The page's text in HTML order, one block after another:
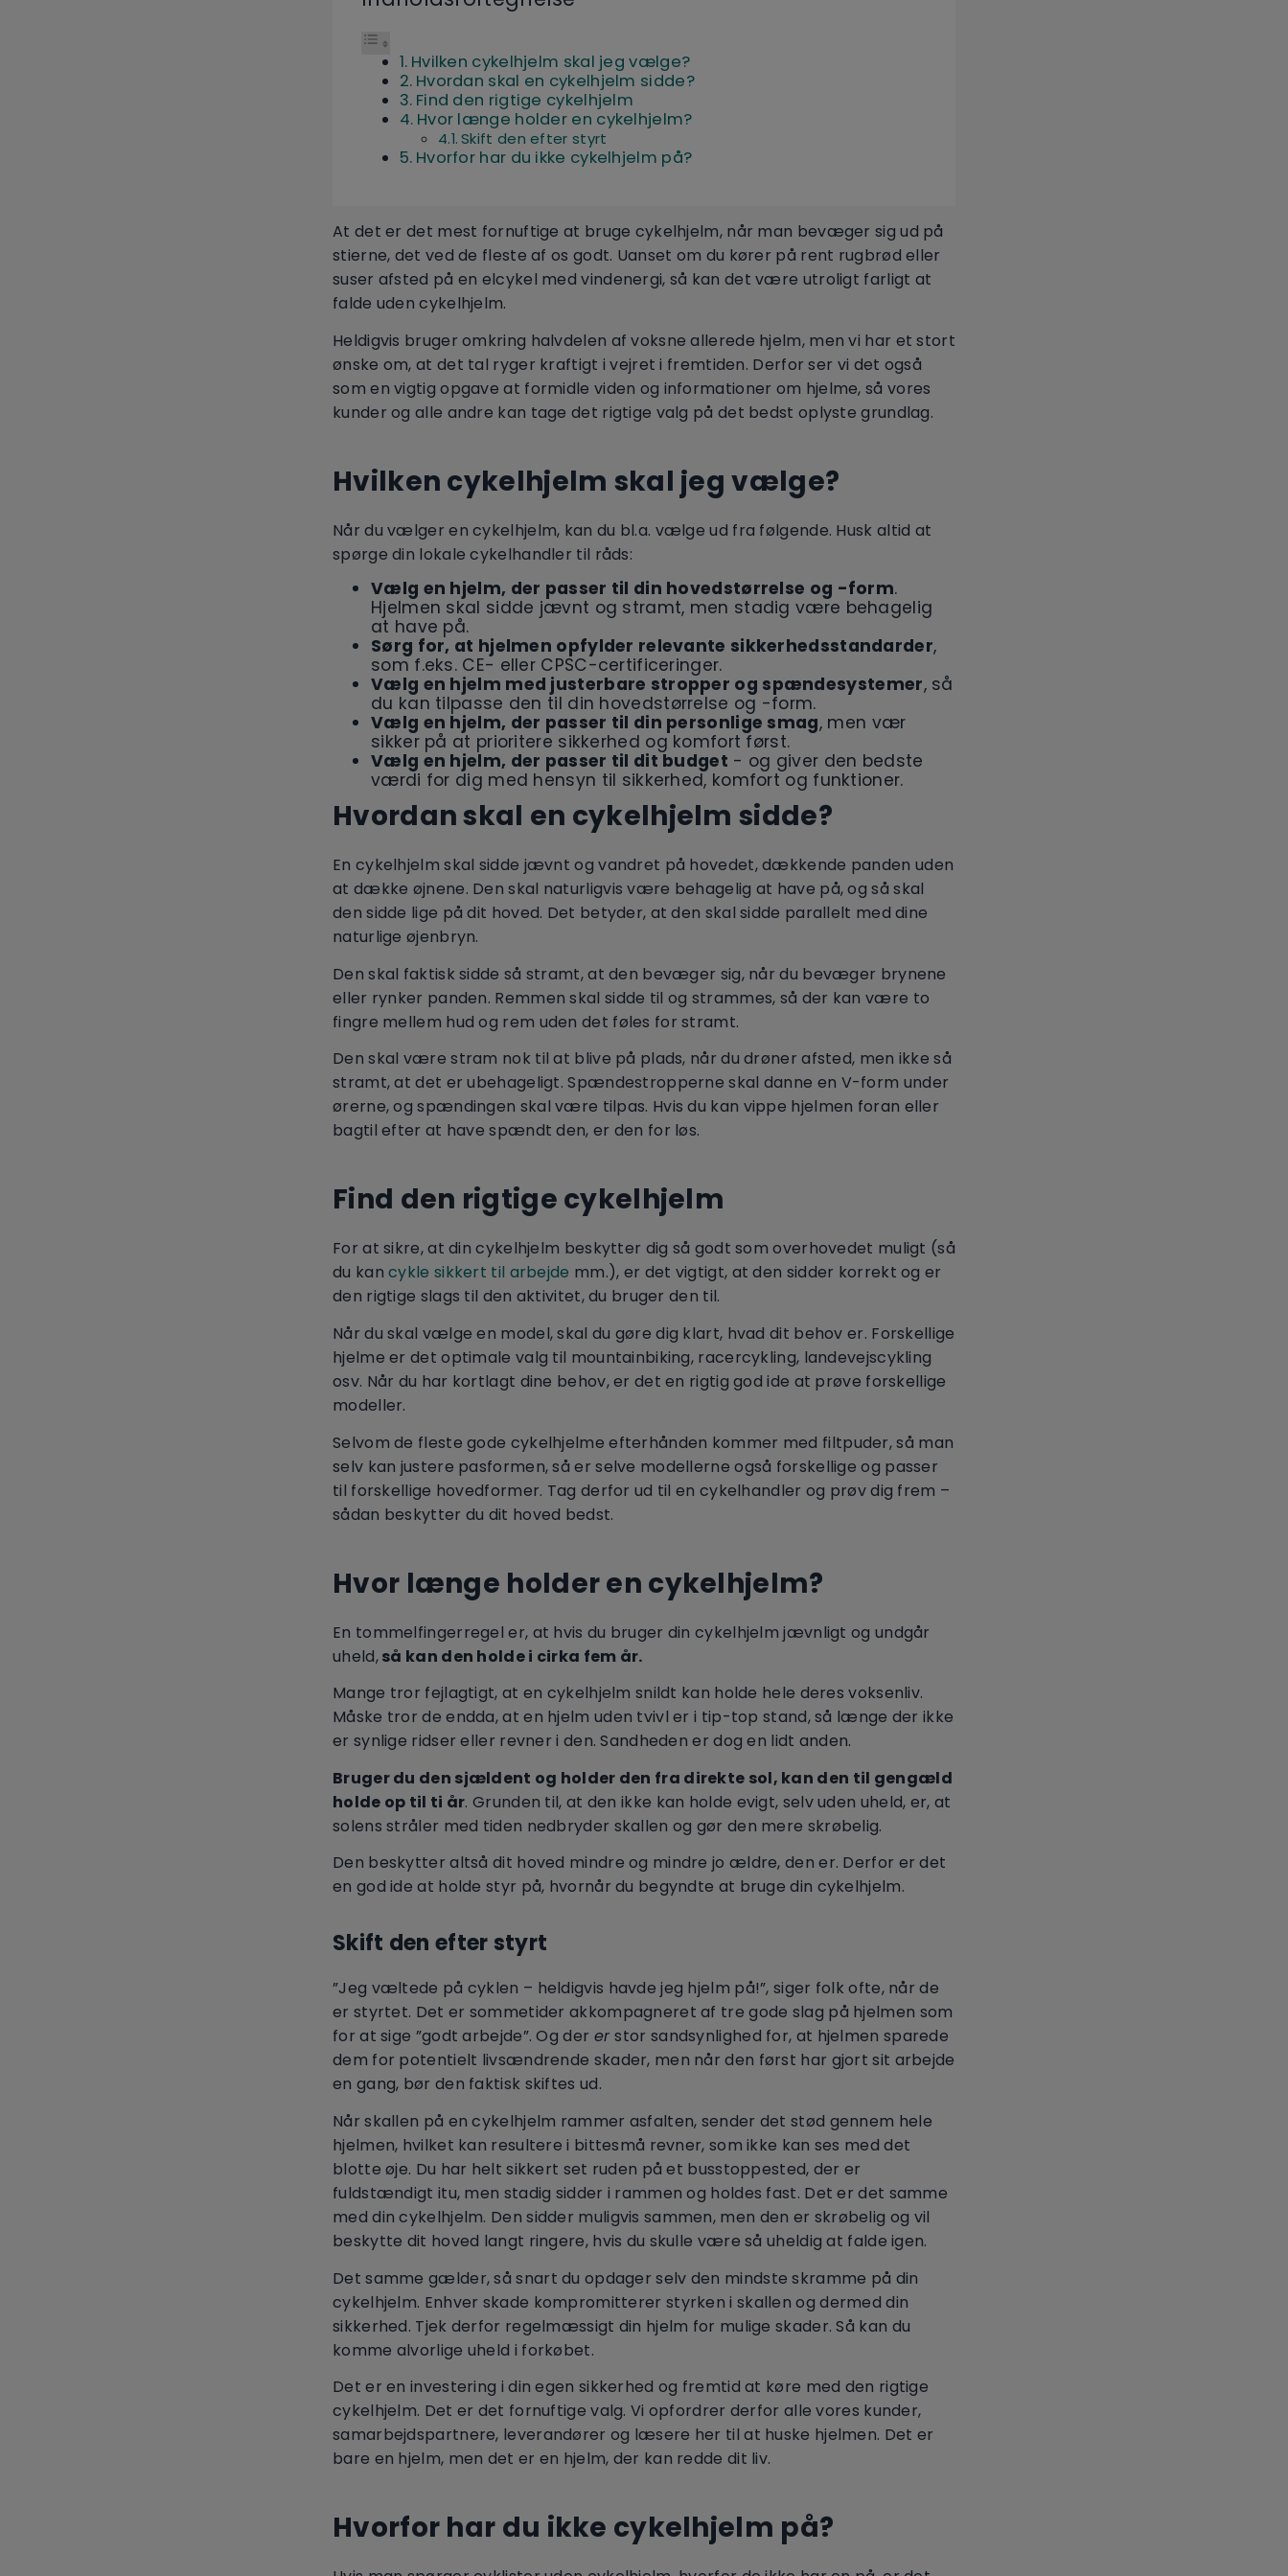
Hvilken cykelhjelm skal jeg vælge?
Hvordan skal en cykelhjelm sidde?
Find den rigtige cykelhjelm
Hvor længe holder en cykelhjelm?
Skift den efter styrt
Hvorfor har du ikke cykelhjelm på?
At det er det mest fornuftige at bruge cykelhjelm, når man bevæger sig ud på
stierne, det ved de fleste af os godt. Uanset om du kører på rent rugbrød eller
suser afsted på en elcykel med vindenergi, så kan det være utroligt farligt at
falde uden cykelhjelm.
Heldigvis bruger omkring halvdelen af voksne allerede hjelm, men vi har et stort
ønske om, at det tal ryger kraftigt i vejret i fremtiden. Derfor ser vi det også
som en vigtig opgave at formidle viden og informationer om hjelme, så vores
kunder og alle andre kan tage det rigtige valg på det bedst oplyste grundlag.
Hvilken cykelhjelm skal jeg vælge?
Når du vælger en cykelhjelm, kan du bl.a. vælge ud fra følgende. Husk altid at
spørge din lokale cykelhandler til råds:
Vælg en hjelm, der passer til din hovedstørrelse og -form.
Hjelmen skal sidde jævnt og stramt, men stadig være behagelig
at have på.
Sørg for, at hjelmen opfylder relevante sikkerhedsstandarder,
som f.eks. CE- eller CPSC-certificeringer.
Vælg en hjelm med justerbare stropper og spændesystemer, så
du kan tilpasse den til din hovedstørrelse og -form.
Vælg en hjelm, der passer til din personlige smag, men vær
sikker på at prioritere sikkerhed og komfort først.
Vælg en hjelm, der passer til dit budget - og giver den bedste
værdi for dig med hensyn til sikkerhed, komfort og funktioner.
Hvordan skal en cykelhjelm sidde?
En cykelhjelm skal sidde jævnt og vandret på hovedet, dækkende panden uden
at dække øjnene. Den skal naturligvis være behagelig at have på, og så skal
den sidde lige på dit hoved. Det betyder, at den skal sidde parallelt med dine
naturlige øjenbryn.
Den skal faktisk sidde så stramt, at den bevæger sig, når du bevæger brynene
eller rynker panden. Remmen skal sidde til og strammes, så der kan være to
fingre mellem hud og rem uden det føles for stramt.
Den skal være stram nok til at blive på plads, når du drøner afsted, men ikke så
stramt, at det er ubehageligt. Spændestropperne skal danne en V-form under
ørerne, og spændingen skal være tilpas. Hvis du kan vippe hjelmen foran eller
bagtil efter at have spændt den, er den for løs.
Find den rigtige cykelhjelm
For at sikre, at din cykelhjelm beskytter dig så godt som overhovedet muligt (så
du kancykle sikkert til arbejde mm.), er det vigtigt, at den sidder korrekt og er
den rigtige slags til den aktivitet, du bruger den til.
Når du skal vælge en model, skal du gøre dig klart, hvad dit behov er. Forskellige
hjelme er det optimale valg til mountainbiking, racercykling, landevejscykling
osv. Når du har kortlagt dine behov, er det en rigtig god ide at prøve forskellige
modeller.
Selvom de fleste gode cykelhjelme efterhånden kommer med filtpuder, så man
selv kan justere pasformen, så er selve modellerne også forskellige og passer
til forskellige hovedformer. Tag derfor ud til en cykelhandler og prøv dig frem –
sådan beskytter du dit hoved bedst.
Hvor længe holder en cykelhjelm?
En tommelfingerregel er, at hvis du bruger din cykelhjelm jævnligt og undgår
uheld,så kan den holde i cirka fem år.
Mange tror fejlagtigt, at en cykelhjelm snildt kan holde hele deres voksenliv.
Måske tror de endda, at en hjelm uden tvivl er i tip-top stand, så længe der ikke
er synlige ridser eller revner i den. Sandheden er dog en lidt anden.
Bruger du den sjældent og holder den fra direkte sol, kan den til gengæld
holde op til ti år. Grunden til, at den ikke kan holde evigt, selv uden uheld, er, at
solens stråler med tiden nedbryder skallen og gør den mere skrøbelig.
Den beskytter altså dit hoved mindre og mindre jo ældre, den er. Derfor er det
en god ide at holde styr på, hvornår du begyndte at bruge din cykelhjelm.
Skift den efter styrt
”Jeg væltede på cyklen – heldigvis havde jeg hjelm på!”, siger folk ofte, når de
er styrtet. Det er sommetider akkompagneret af tre gode slag på hjelmen som
for at sige ”godt arbejde”. Og der erstor sandsynlighed for, at hjelmen sparede
dem for potentielt livsændrende skader, men når den først har gjort sit arbejde
en gang, bør den faktisk skiftes ud.
Når skallen på en cykelhjelm rammer asfalten, sender det stød gennem hele
hjelmen, hvilket kan resultere i bittesmå revner, som ikke kan ses med det
blotte øje. Du har helt sikkert set ruden på et busstoppested, der er
fuldstændigt itu, men stadig sidder i rammen og holdes fast. Det er det samme
med din cykelhjelm. Den sidder muligvis sammen, men den er skrøbelig og vil
beskytte dit hoved langt ringere, hvis du skulle være så uheldig at falde igen.
Det samme gælder, så snart du opdager selv den mindste skramme på din
cykelhjelm. Enhver skade kompromitterer styrken i skallen og dermed din
sikkerhed. Tjek derfor regelmæssigt din hjelm for mulige skader. Så kan du
komme alvorlige uheld i forkøbet.
Det er en investering i din egen sikkerhed og fremtid at køre med den rigtige
cykelhjelm. Det er det fornuftige valg. Vi opfordrer derfor alle vores kunder,
samarbejdspartnere, leverandører og læsere her til at huske hjelmen. Det er
bare en hjelm, men det er en hjelm, der kan redde dit liv.
Hvorfor har du ikke cykelhjelm på?